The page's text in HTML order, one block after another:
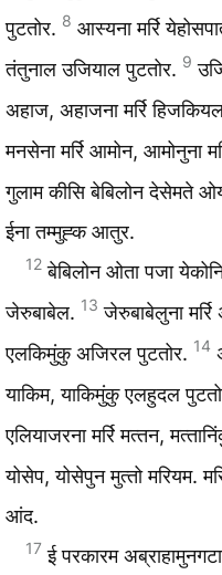
पुटतोर. 8 आस्यना मर्रि
तंतुनाल उजियाल पुटतोर. 9
अहाज, अहाजना मर्रि
मनसेना मर्रि आमोन, आमोनुना
गुलाम कीसि बेबिलोन देसेमते
ईना तम्मुह्‍क आतुर.
12 बेबिलोन ओता पजा
जेरुबाबेल. 13 जेरुबाबेलुना
एलकिमुंकु अजिरल पुटतोर. 14
याकिम, याकिमुंकु एलहुदल
एलियाजरना मर्रि मत्‍तन,
योसेप, योसेपुन मुत्‍तो मरियम.
आंद.
17 ई परकारम